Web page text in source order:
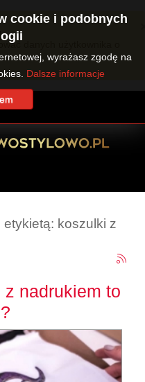
danych użytkownika o
etykietą: koszulki z
nadrukiem to
cookie i podobnych
wyrażasz zgodę na
Dalsze informacje